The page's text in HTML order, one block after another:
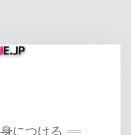
につける